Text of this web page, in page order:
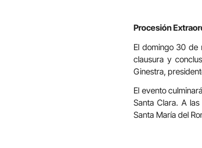
Procesión
El domingo 30 de
clausura y
Ginestra,
El evento
Santa Clara. A
Santa María del